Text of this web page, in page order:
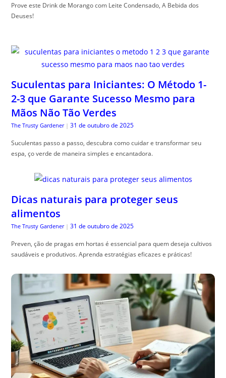
Prove este Drink de Morango com Leite Condensado, A Bebida dos
Deuses!
Suculentas para Iniciantes: O Método 1-
2-3 que Garante Sucesso Mesmo para
Mãos Não Tão Verdes
The Trusty Gardener | 31 de outubro de 2025
Suculentas passo a passo, descubra como cuidar e transformar seu
espa, ço verde de maneira simples e encantadora.
Dicas naturais para proteger seus
alimentos
The Trusty Gardener | 31 de outubro de 2025
Preven, ção de pragas em hortas é essencial para quem deseja cultivos
saudáveis e produtivos. Aprenda estratégias eficazes e práticas!